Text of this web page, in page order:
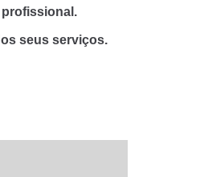
seus serviços.